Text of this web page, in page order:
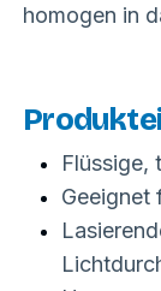
homogen in
Flüssige,
Geeignet